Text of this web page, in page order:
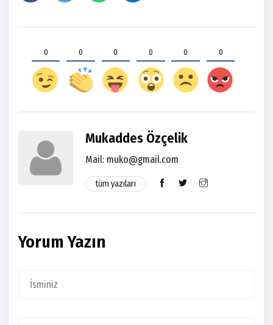
0 0 0 0 0 0
Mukaddes Özçelik
Mail: muko@gmail.com
tüm yazıları
Yorum Yazın